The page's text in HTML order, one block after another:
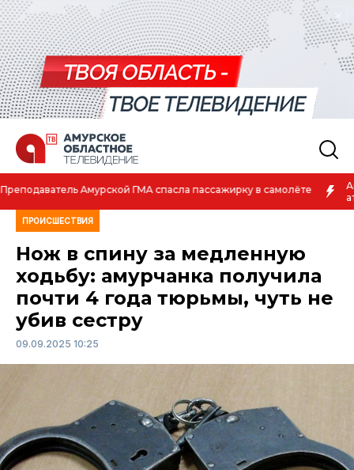
Амурская спортсменка выиграла первенство России по лёгкой
атлетике
ПРОИСШЕСТВИЯ
Нож в спину за медленную
ходьбу: амурчанка получила
почти 4 года тюрьмы, чуть не
убив сестру
09.09.2025 10:25